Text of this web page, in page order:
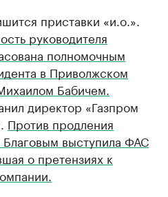
приставки «и.о.».
руководителя
полномочным
в Приволжском
Бабичем.
директор «Газпром
Против продления
Благовым выступила ФАС
о претензиях к